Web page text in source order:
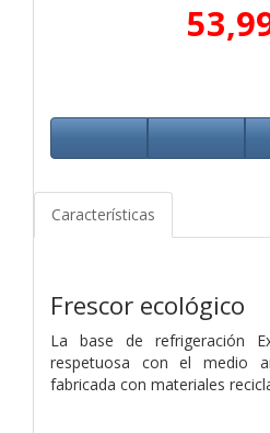
Características
Frescor ecológico
La base de refrigeración
respetuosa con el medio
fabricada con materiales